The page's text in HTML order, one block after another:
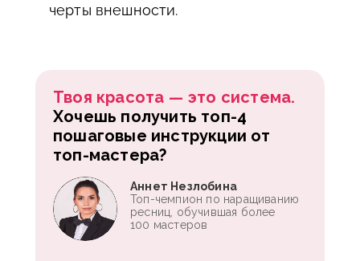
черты внешности.
Твоя красота — это система.
Хочешь получить топ-4
пошаговые инструкции от
топ-мастера?
Аннет Незлобина
Топ-чемпион по наращиванию
ресниц, обучившая более
100 мастеров